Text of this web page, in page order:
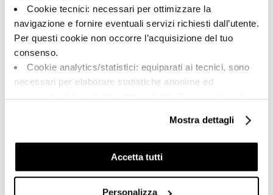
Cookie tecnici: necessari per ottimizzare la
navigazione e fornire eventuali servizi richiesti dall’utente.
Per questi cookie non occorre l’acquisizione del tuo
consenso.
Cookie analytics/statistici: equiparati ai tecnici, sono
necessari per elaborare statistiche anonime ed
Cookie di profilazione/marketing: sono utilizzati, solo
previo tuo consenso, per esaminare le tue abitudini di
navigazione e mostrarti quindi avvisi pubblicitari mirati, in
linea con le tue preferenze.
Mostra dettagli
Accetta tutti
Personalizza
СЕРТИФИКАЦИЯ
КОЛЛЕКЦИИ